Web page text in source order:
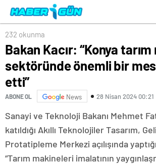
232 okunma
Bakan Kacır: “Konya
sektöründe önemli bir
etti”
ABONE OL News 28 Nisan 2024 00:21
Sanayi ve Teknoloji Bakanı Mehmet
katıldığı Akıllı Teknolojiler Tasarım,
Protatipleme Merkezi açılışında
“Tarım makineleri imalatının